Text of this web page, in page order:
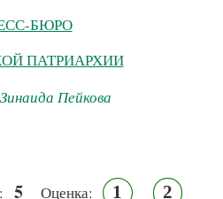
БЮРО
ПАТРИАРХИИ
Зинаида Пейкова
5 Оценка: 1 2